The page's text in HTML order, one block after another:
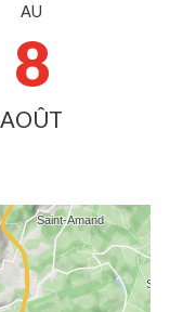
AU
8
AOÛT